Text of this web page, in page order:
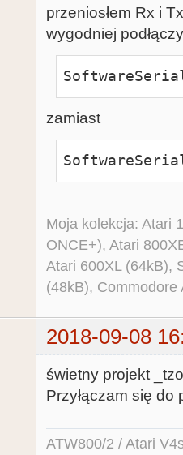
przeniosłem Rx i
wygodniej
zamiast
Moja kolekcja: Atari
ONCE+), Atari
Atari 600XL (64kB),
(48kB),
2018-09-08
świetny projekt
Przyłączam się do
ATW800/2 / Atari